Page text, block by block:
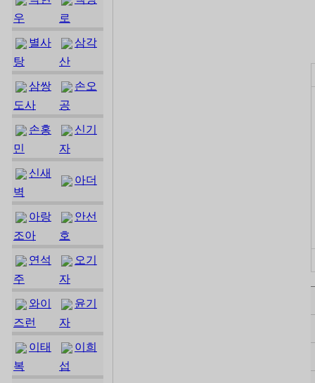
우
로
별사
탕
삼각
산
삼쌍
도사
손오
공
손홍
민
신기
자
신새
벽
아더
아랑
조아
안선
호
연석
주
오기
자
와이
즈런
윤기
자
이태
복
이희
섭